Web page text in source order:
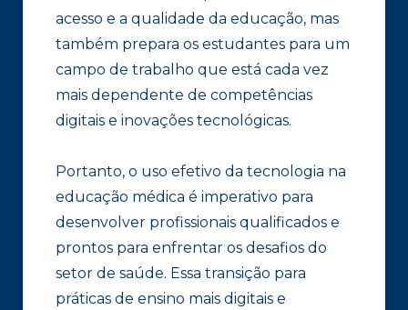
acesso e a qualidade da educação, mas
também prepara os estudantes para um
campo de trabalho que está cada vez
mais dependente de competências
digitais e inovações tecnológicas.
Portanto, o uso efetivo da tecnologia na
educação médica é imperativo para
desenvolver profissionais qualificados e
prontos para enfrentar os desafios do
setor de saúde. Essa transição para
práticas de ensino mais digitais e